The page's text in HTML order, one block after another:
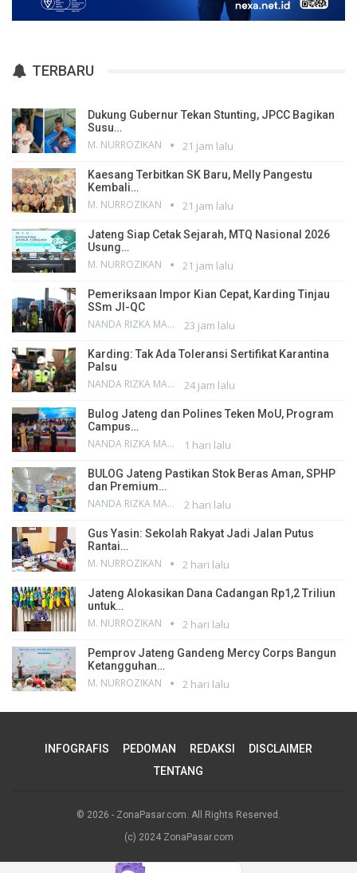
TERBARU
Dukung Gubernur Tekan Stunting, JPCC Bagikan
Susu…
M. NURROZIKAN 21 jam lalu
Kaesang Terbitkan SK Baru, Melly Pangestu
Kembali…
M. NURROZIKAN 21 jam lalu
Jateng Siap Cetak Sejarah, MTQ Nasional 2026
Usung…
M. NURROZIKAN 21 jam lalu
Pemeriksaan Impor Kian Cepat, Karding Tinjau
SSm JI-QC
NANDA RIZKA MAHENDRA 23 jam lalu
Karding: Tak Ada Toleransi Sertifikat Karantina
Palsu
NANDA RIZKA MAHENDRA 24 jam lalu
Bulog Jateng dan Polines Teken MoU, Program
Campus…
NANDA RIZKA MAHENDRA 1 hari lalu
BULOG Jateng Pastikan Stok Beras Aman, SPHP
dan Premium…
NANDA RIZKA MAHENDRA 2 hari lalu
Gus Yasin: Sekolah Rakyat Jadi Jalan Putus
Rantai…
M. NURROZIKAN 2 hari lalu
Jateng Alokasikan Dana Cadangan Rp1,2 Triliun
untuk…
M. NURROZIKAN 2 hari lalu
Pemprov Jateng Gandeng Mercy Corps Bangun
Ketangguhan…
M. NURROZIKAN 2 hari lalu
INFOGRAFIS PEDOMAN REDAKSI
DISCLAIMER
TENTANG
© 2026 - ZonaPasar.com. All Rights Reserved.
(c) 2024 ZonaPasar.com